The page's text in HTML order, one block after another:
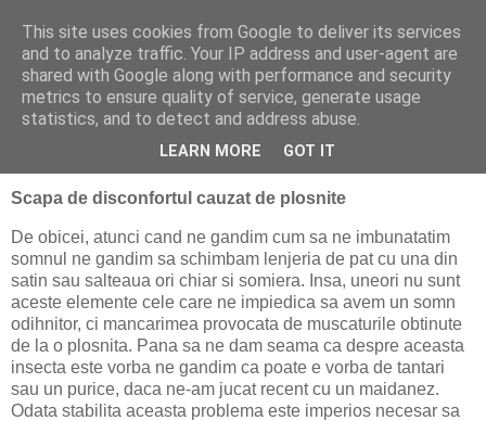
politically correct
luni, 21 decembrie 2020
Scapa de disconfortul cauzat de plosnite
De obicei, atunci cand ne gandim cum sa ne imbunatatim
somnul ne gandim sa schimbam lenjeria de pat cu una din
satin sau salteaua ori chiar si somiera. Insa, uneori nu sunt
aceste elemente cele care ne impiedica sa avem un somn
odihnitor, ci mancarimea provocata de muscaturile obtinute
de la o plosnita. Pana sa ne dam seama ca despre aceasta
insecta este vorba ne gandim ca poate e vorba de tantari
sau un purice, daca ne-am jucat recent cu un maidanez.
Odata stabilita aceasta problema este imperios necesar sa
This site uses cookies from Google to deliver its services
and to analyze traffic. Your IP address and user-agent are
shared with Google along with performance and security
metrics to ensure quality of service, generate usage
statistics, and to detect and address abuse.
LEARN MORE GOT IT